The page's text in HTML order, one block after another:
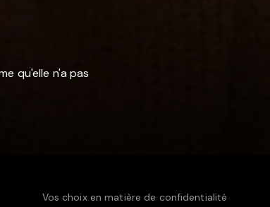
qu'elle n'a pas
Vos choix en matière de confidentialité